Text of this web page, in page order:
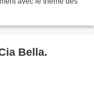
Bella.